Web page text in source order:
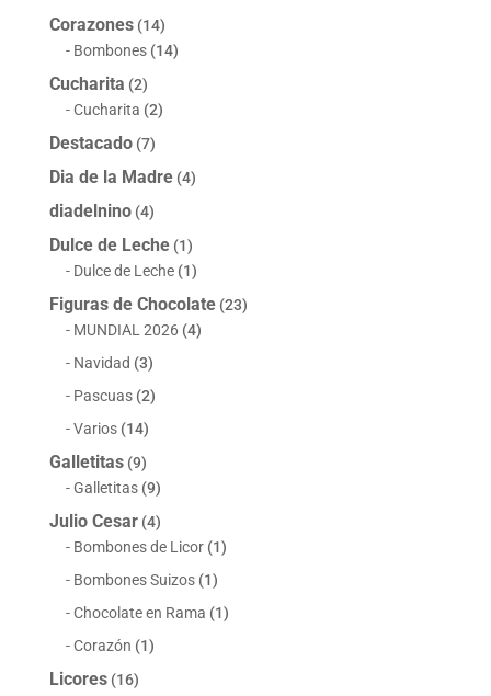
Corazones (14)
Bombones (14)
Cucharita (2)
Cucharita (2)
Destacado (7)
Dia de la Madre (4)
diadelnino (4)
Dulce de Leche (1)
Dulce de Leche (1)
Figuras de Chocolate (23)
MUNDIAL 2026 (4)
Navidad (3)
Pascuas (2)
Varios (14)
Galletitas (9)
Galletitas (9)
Julio Cesar (4)
Bombones de Licor (1)
Bombones Suizos (1)
Chocolate en Rama (1)
Corazón (1)
Licores (16)